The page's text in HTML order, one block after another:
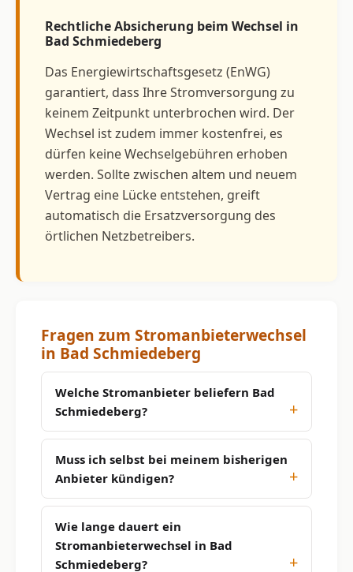
Rechtliche Absicherung beim Wechsel in
Bad Schmiedeberg
Das Energiewirtschaftsgesetz (EnWG)
garantiert, dass Ihre Stromversorgung zu
keinem Zeitpunkt unterbrochen wird. Der
Wechsel ist zudem immer kostenfrei, es
dürfen keine Wechselgebühren erhoben
werden. Sollte zwischen altem und neuem
Vertrag eine Lücke entstehen, greift
automatisch die Ersatzversorgung des
örtlichen Netzbetreibers.
Fragen zum Stromanbieterwechsel
in Bad Schmiedeberg
Welche Stromanbieter beliefern Bad
Schmiedeberg?
Muss ich selbst bei meinem bisherigen
Anbieter kündigen?
Wie lange dauert ein
Stromanbieterwechsel in Bad
Schmiedeberg?